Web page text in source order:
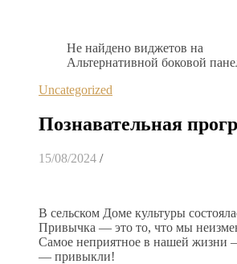
Не найдено виджетов на
Альтернативной боковой
Uncategorized
Познавательная
15/08/2024 /
В сельском Доме культуры
Привычка — это то, что мы
Самое неприятное в нашей жизни
— привыкли!